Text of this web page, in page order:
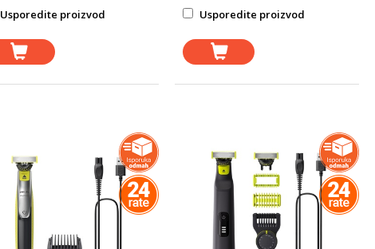
Usporedite proizvod Usporedite proizvod